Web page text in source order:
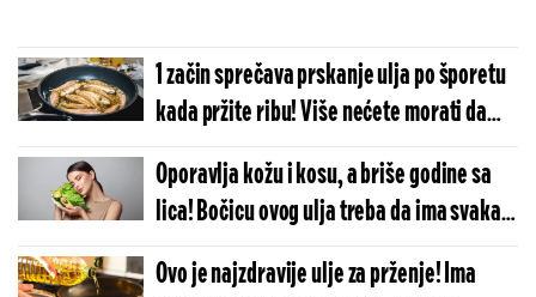
1 začin sprečava prskanje ulja po šporetu
kada pržite ribu! Više nećete morati da
ribate celu kuhinju
Oporavlja kožu i kosu, a briše godine sa
lica! Bočicu ovog ulja treba da ima svaka
žena
Ovo je najzdravije ulje za prženje! Ima